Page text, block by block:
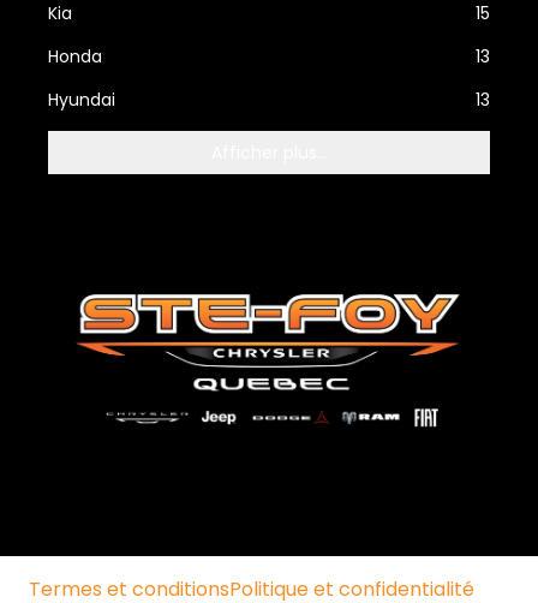
Kia
15
Honda
13
Hyundai
13
Termes et conditionsPolitique et confidentialité